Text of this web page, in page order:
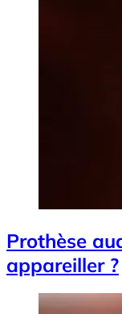
Prothèse
appareiller ?
Image